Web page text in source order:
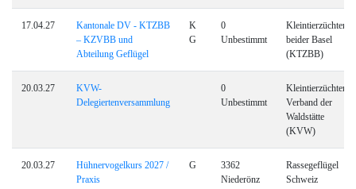
17.04.27
Kantonale DV - KTZBB
– KZVBB und
Abteilung Geflügel
K
G
0
Unbestimmt
Kleintierzüchter
beider Basel
(KTZBB)
20.03.27
KVW-
Delegiertenversammlung
0
Unbestimmt
Kleintierzüchter-
Verband der
Waldstätte
(KVW)
20.03.27
Hühnervogelkurs 2027 /
Praxis
G
3362
Niederönz
Rassegeflügel
Schweiz